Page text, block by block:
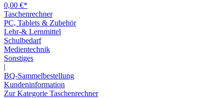
0,00 €*
Taschenrechner
PC, Tablets & Zubehör
Lehr-& Lernmittel
Schulbedarf
Medientechnik
Sonstiges
|
BQ-Sammelbestellung
Kundeninformation
Zur Kategorie Taschenrechner